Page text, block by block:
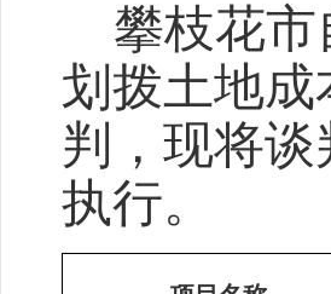
攀枝花
划拨土地
判，现将
执行。